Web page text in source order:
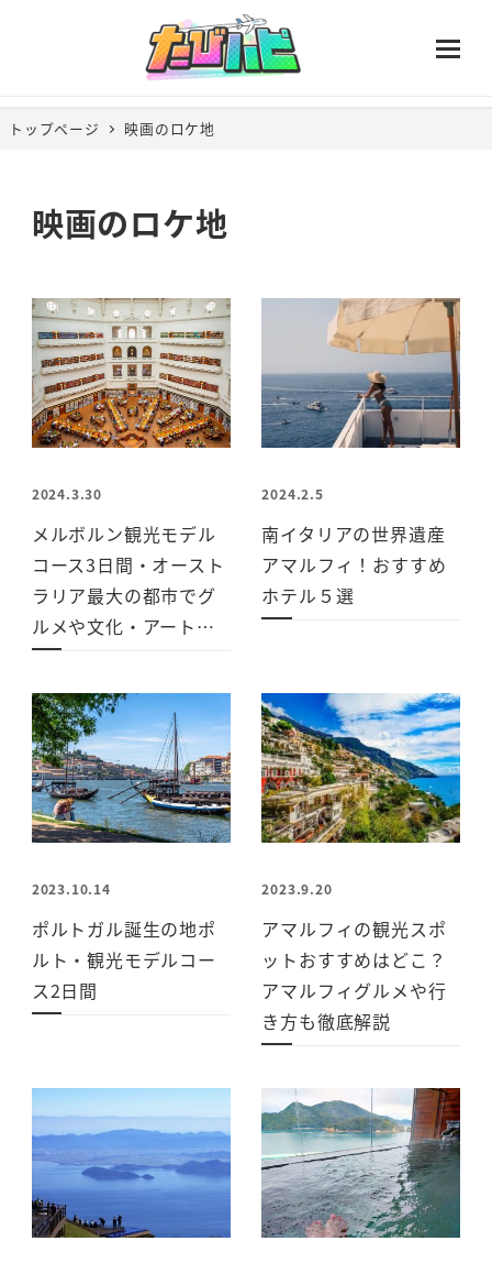
トップページ 映画のロケ地
映画のロケ地
2024.3.30
メルボルン観光モデル
コース3日間・オースト
ラリア最大の都市でグ
ルメや文化・アート…
2024.2.5
南イタリアの世界遺産
アマルフィ！おすすめ
ホテル５選
2023.10.14
ポルトガル誕生の地ポ
ルト・観光モデルコー
ス2日間
2023.9.20
アマルフィの観光スポ
ットおすすめはどこ？
アマルフィグルメや行
き方も徹底解説